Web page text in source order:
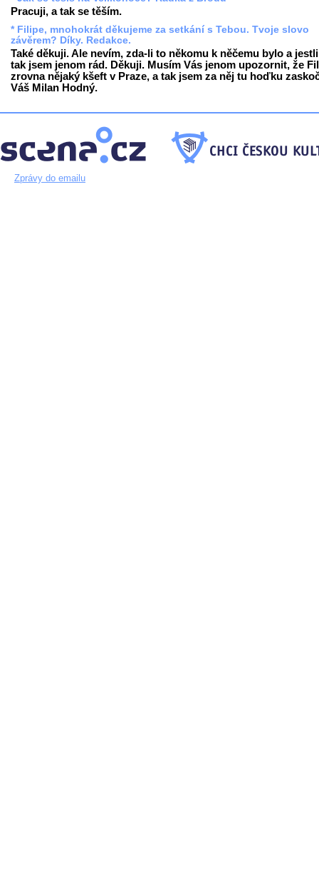
Pracuji, a tak se těším.
* Filipe, mnohokrát děkujeme za setkání s Tebou. Tvoje slovo
závěrem? Díky. Redakce.
Také děkuji. Ale nevím, zda-li to někomu k něčemu bylo a
tak jsem jenom rád. Děkuji. Musím Vás jenom upozornit, že
zrovna nějaký kšeft v Praze, a tak jsem za něj tu hoďku
Váš Milan Hodný.
Zprávy do emailu